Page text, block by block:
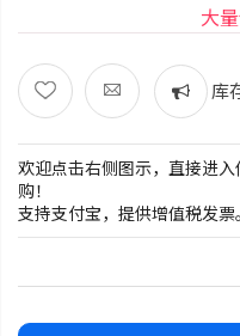
大
库
欢迎点击右侧图示，直接进
购！
支持支付宝，提供增值税发票。